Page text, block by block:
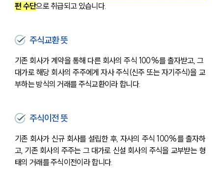
편 수단으로 취급되고 있습니다.
주식교환 뜻
기존 회사가 계약을 통해 다른 회사의 주식 100%를 출자받고, 그
대가로 해당 회사의 주주에게 자사 주식(신주 또는 자기주식)을 교
부하는 방식의 거래를 주식교환이라 합니다.
주식이전 뜻
기존 회사가 신규 회사를 설립한 후, 자사의 주식 100%를 출자하
고, 기존 회사의 주주는 그 대가로 신설 회사의 주식을 교부받는 형
태의 거래를 주식이전이라 합니다.